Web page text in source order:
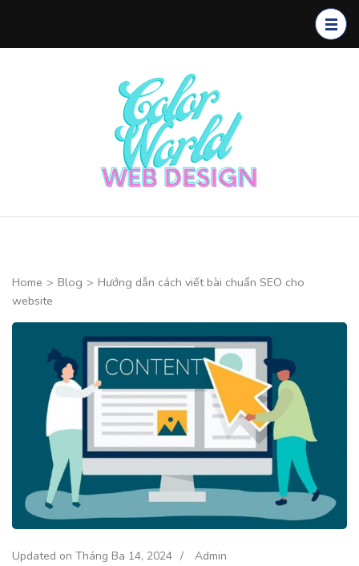
CẤP
Home > Blog > Hướng dẫn cách viết bài chuẩn SEO cho
website
Updated on Tháng Ba 14, 2024 / Admin